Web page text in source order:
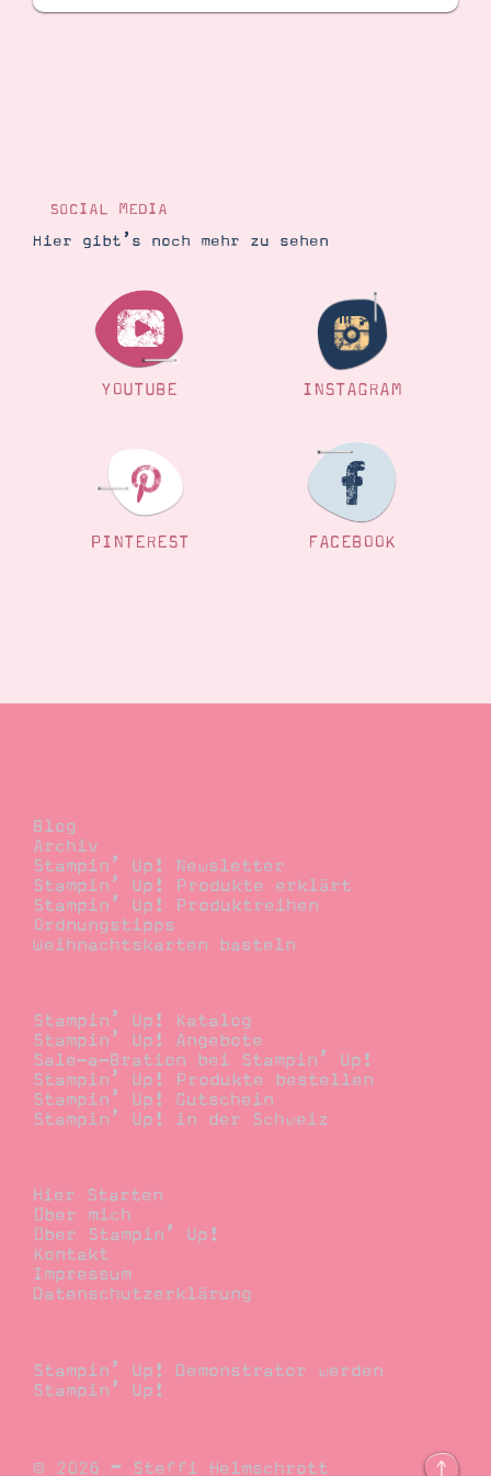
SOCIAL MEDIA
Hier gibt’s noch mehr zu sehen
YOUTUBE INSTAGRAM
PINTEREST FACEBOOK
Blog
Archiv
Stampin’ Up! Newsletter
Stampin’ Up! Produkte erklärt
Stampin’ Up! Produktreihen
Ordnungstipps
Weihnachtskarten basteln
Stampin’ Up! Katalog
Stampin’ Up! Angebote
Sale-a-Bration bei Stampin’ Up!
Stampin’ Up! Produkte bestellen
Stampin’ Up! Gutschein
Stampin’ Up! in der Schweiz
Hier Starten
Über mich
Über Stampin’ Up!
Kontakt
Impressum
Datenschutzerklärung
Stampin’ Up! Demonstrator werden
Stampin’ Up!
© 2026 – Steffi Helmschrott